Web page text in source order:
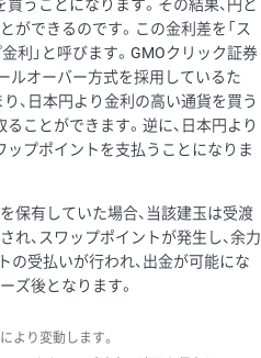
うことになります。その結果、円と
ができるのです。この金利差を「ス
利」と呼びます。GMOクリック証券
ルオーバー方式を採用しているた
、日本円より金利の高い通貨を買う
ことができます。逆に、日本円より
ップポイントを支払うことになりま
保有していた場合、当該建玉は受渡
れ、スワップポイントが発生し、余力
の受払いが行われ、出金が可能にな
ズ後となります。
より変動します。